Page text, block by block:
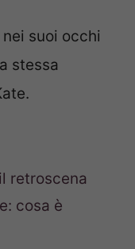
suoi occhi
stessa
retroscena
cosa è